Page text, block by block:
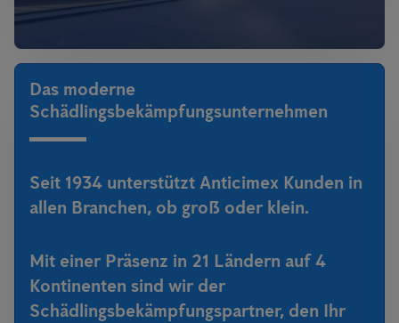
Das moderne
Schädlingsbekämpfungsunternehmen
Seit 1934 unterstützt Anticimex Kunden in
allen Branchen, ob groß oder klein.
Mit einer Präsenz in 21 Ländern auf 4
Kontinenten sind wir der
Schädlingsbekämpfungspartner, den Ihr